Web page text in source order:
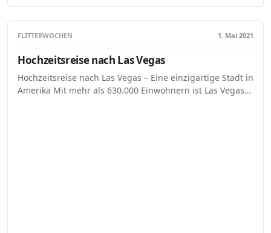
FLITTERWOCHEN 1. Mai 2021
Hochzeitsreise nach Las Vegas
Hochzeitsreise nach Las Vegas – Eine einzigartige Stadt in
Amerika Mit mehr als 630.000 Einwohnern ist Las Vegas…